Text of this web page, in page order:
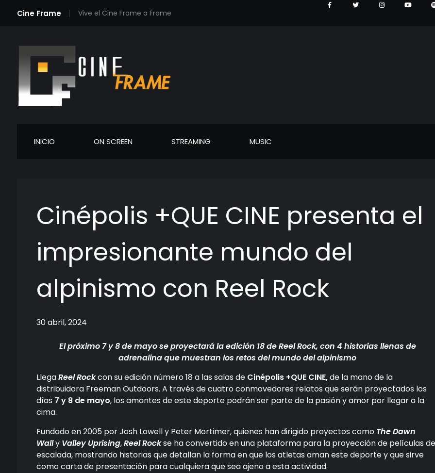
Cine Frame Vive el Cine Frame a Frame
INICIO ON SCREEN STREAMING MUSIC
Cinépolis +QUE CINE presenta el
impresionante mundo del
alpinismo con Reel Rock
30 abril, 2024
El próximo 7 y 8 de mayo se proyectará la edición 18 de Reel Rock, con 4 historias llenas de
adrenalina que muestran los retos del mundo del alpinismo
LlegaReel Rockcon su edición número 18 a las salas de Cinépolis +QUE CINE,de la mano de la
distribuidora Freeman Outdoors. A través de cuatro conmovedores relatos que serán proyectados los
días 7 y 8 de mayo, los amantes de este deporte podrán ser parte de la pasión y amor por llegar a la
cima.
Fundado en 2005 por Josh Lowell y Peter Mortimer, quienes han dirigido proyectos como The Dawn
Wally Valley Uprising,Reel Rockse ha convertido en una plataforma para la proyección de películas de
escalada, mostrando historias que detallan la forma en que los atletas aman este deporte y que sirve
como carta de presentación para cualquiera que sea ajeno a esta actividad.